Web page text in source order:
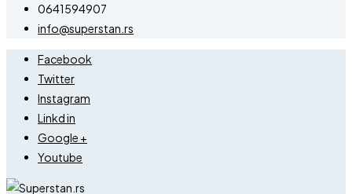
0641594907
info@superstan.rs
Facebook
Twitter
Instagram
Linkd in
Google +
Youtube